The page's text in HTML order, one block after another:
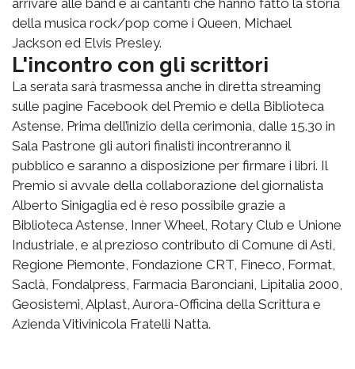
della musica rock/pop come i Queen, Michael
Jackson ed Elvis Presley.
L'incontro con gli scrittori
La serata sarà trasmessa anche in diretta streaming
sulle pagine Facebook del Premio e della Biblioteca
Astense. Prima dell’inizio della cerimonia, dalle 15.30 in
Sala Pastrone gli autori finalisti incontreranno il
pubblico e saranno a disposizione per firmare i libri. Il
Premio si avvale della collaborazione del giornalista
Alberto Sinigaglia ed è reso possibile grazie a
Biblioteca Astense, Inner Wheel, Rotary Club e Unione
Industriale, e al prezioso contributo di Comune di Asti,
Regione Piemonte, Fondazione CRT, Fineco, Format,
Saclà, Fondalpress, Farmacia Baronciani, Lipitalia 2000,
Geosistemi, Alplast, Aurora-Officina della Scrittura e
Azienda Vitivinicola Fratelli Natta.